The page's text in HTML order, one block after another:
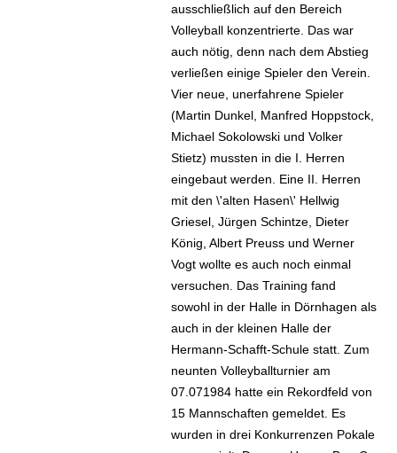
ausschließlich auf den Bereich
Volleyball konzentrierte. Das war
auch nötig, denn nach dem Abstieg
verließen einige Spieler den Verein.
Vier neue, unerfahrene Spieler
(Martin Dunkel, Manfred Hoppstock,
Michael Sokolowski und Volker
Stietz) mussten in die I. Herren
eingebaut werden. Eine II. Herren
mit den \'alten Hasen\' Hellwig
Griesel, Jürgen Schintze, Dieter
König, Albert Preuss und Werner
Vogt wollte es auch noch einmal
versuchen. Das Training fand
sowohl in der Halle in Dörnhagen als
auch in der kleinen Halle der
Hermann-Schafft-Schule statt. Zum
neunten Volleyballturnier am
07.071984 hatte ein Rekordfeld von
15 Mannschaften gemeldet. Es
wurden in drei Konkurrenzen Pokale